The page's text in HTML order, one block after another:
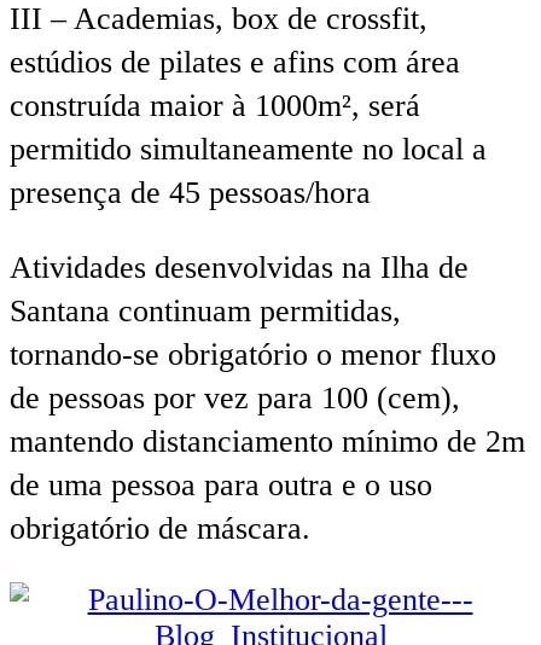
III – Academias, box de crossfit,
estúdios de pilates e afins com área
construída maior à 1000m², será
permitido simultaneamente no local a
presença de 45 pessoas/hora
Atividades desenvolvidas na Ilha de
Santana continuam permitidas,
tornando-se obrigatório o menor fluxo
de pessoas por vez para 100 (cem),
mantendo distanciamento mínimo de 2m
de uma pessoa para outra e o uso
obrigatório de máscara.